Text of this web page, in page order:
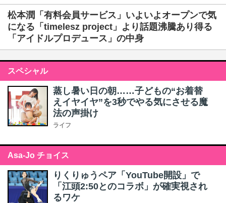
松本潤「有料会員サービス」いよいよオープンで気
になる「timelesz project」より話題沸騰あり得る
「アイドルプロデュース」の中身
スペシャル
蒸し暑い日の朝……子どもの“お着替
えイヤイヤ”を3秒でやる気にさせる魔
法の声掛け
ライフ
Asa-Jo チョイス
りくりゅうペア「YouTube開設」で
「江頭2:50とのコラボ」が確実視され
るワケ